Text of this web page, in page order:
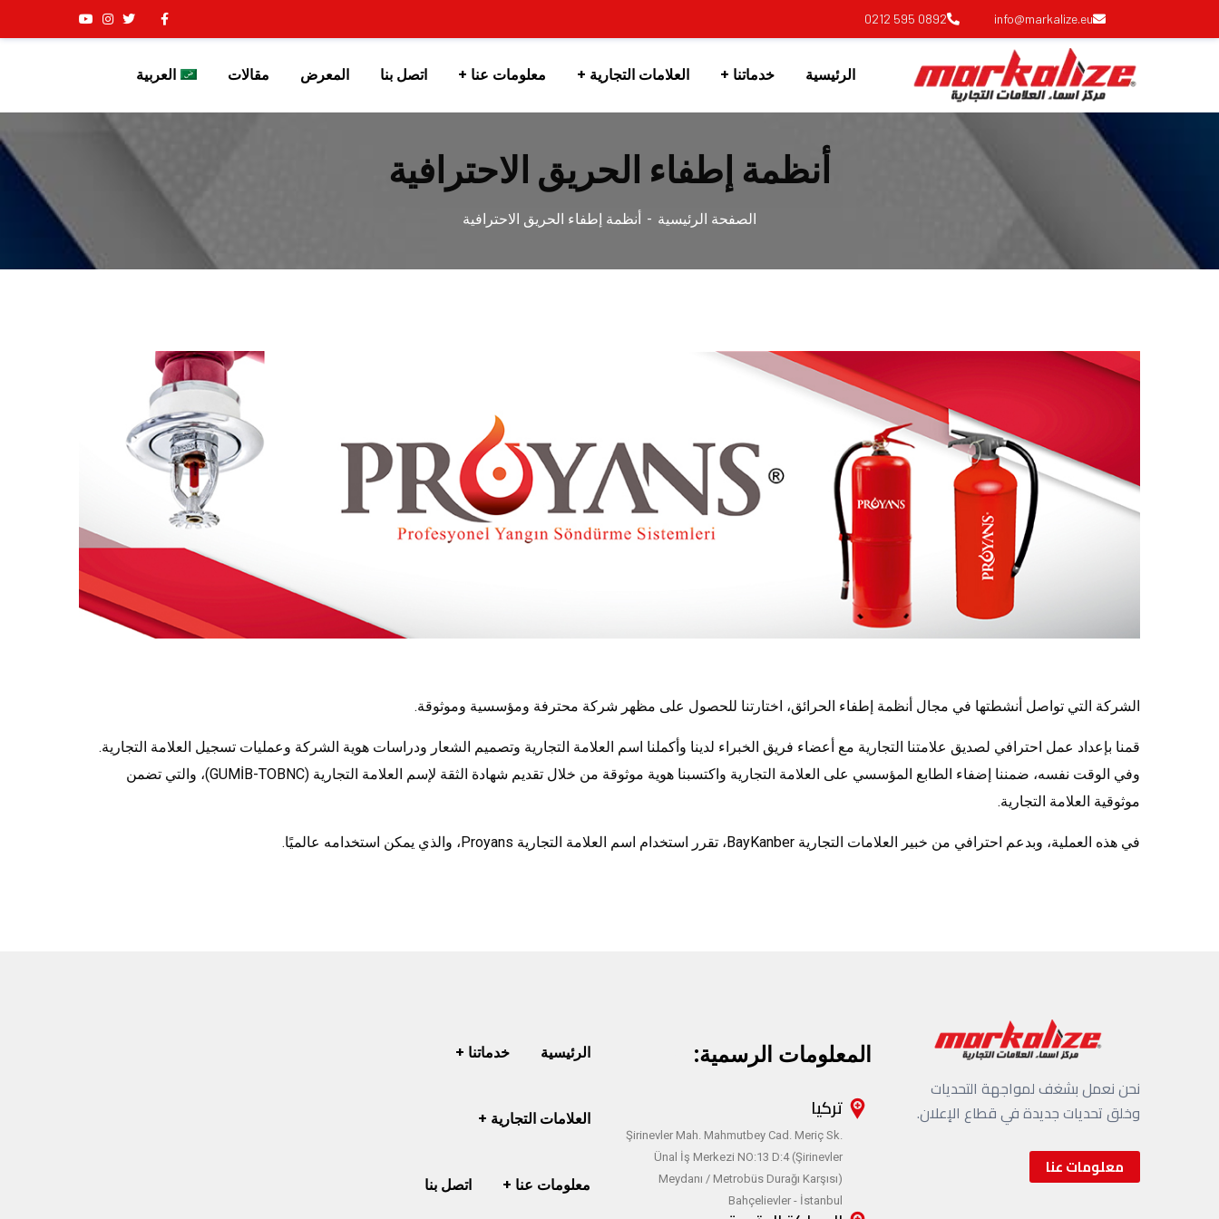
info@markalize.eu
0892 595 0212
الرئيسية خدماتنا العلامات التجارية معلومات عنا اتصل بنا المعرض مقالات العربية
أنظمة إطفاء الحريق الاحترافية
الصفحة الرئيسية أنظمة إطفاء الحريق الاحترافية
الشركة التي تواصل أنشطتها في مجال أنظمة إطفاء الحرائق، اختارتنا للحصول على مظهر شركة محترفة ومؤسسية وموثوقة.
قمنا بإعداد عمل احترافي لصديق علامتنا التجارية مع أعضاء فريق الخبراء لدينا وأكملنا اسم العلامة التجارية وتصميم الشعار ودراسات هوية الشركة وعمليات تسجيل العلامة التجارية.
وفي الوقت نفسه، ضمننا إضفاء الطابع المؤسسي على العلامة التجارية واكتسبنا هوية موثوقة من خلال تقديم شهادة الثقة لإسم العلامة التجارية (GUMİB-TOBNC)، والتي تضمن
موثوقية العلامة التجارية.
في هذه العملية، وبدعم احترافي من خبير العلامات التجارية BayKanber، تقرر استخدام اسم العلامة التجارية Proyans، والذي يمكن استخدامه عالميًا.
نحن نعمل بشغف لمواجهة التحديات
وخلق تحديات جديدة في قطاع الإعلان.
معلومات عنا
المعلومات الرسمية:
تركيا
Şirinevler Mah. Mahmutbey Cad. Meriç Sk.
Ünal İş Merkezi NO:13 D:4 (Şirinevler
Meydanı / Metrobüs Durağı Karşısı)
Bahçelievler - İstanbul
الرئيسية خدماتنا
العلامات التجارية
معلومات عنا اتصل بنا